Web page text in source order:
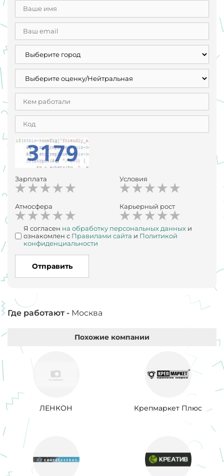
Зарплата Условия
Атмосфера Карьерный рост
Я согласен на обработку персональных данных и
ознакомлен с Правилами сайта и Политикой
конфиденциальности
Отправить
Где работают - Москва
Похожие компании
ЛЕНКОН Крепмаркет Плюс